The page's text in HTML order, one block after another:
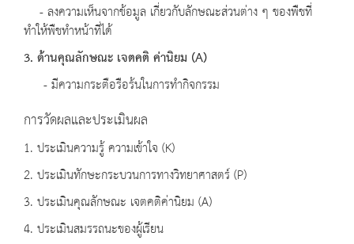
- ลงความเห็นจากข้อมูล เกี่ยวกับลักษณะส่วนต่าง ๆ ของพืชที่
ทำให้พืชทำหน้าที่ได้
3. ด้านคุณลักษณะ เจตคติ ค่านิยม (A)
- มีความกระตือรือร้นในการทำกิจกรรม
การวัดผลและประเมินผล
1. ประเมินความรู้ ความเข้าใจ (K)
2. ประเมินทักษะกระบวนการทางวิทยาศาสตร์ (P)
3. ประเมินคุณลักษณะ เจตคติค่านิยม (A)
4. ประเมินสมรรถนะของผู้เรียน